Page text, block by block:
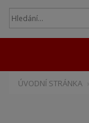
ÚVODNÍ STRÁNKA